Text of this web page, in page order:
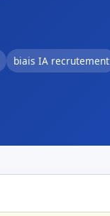
biais IA recrutement